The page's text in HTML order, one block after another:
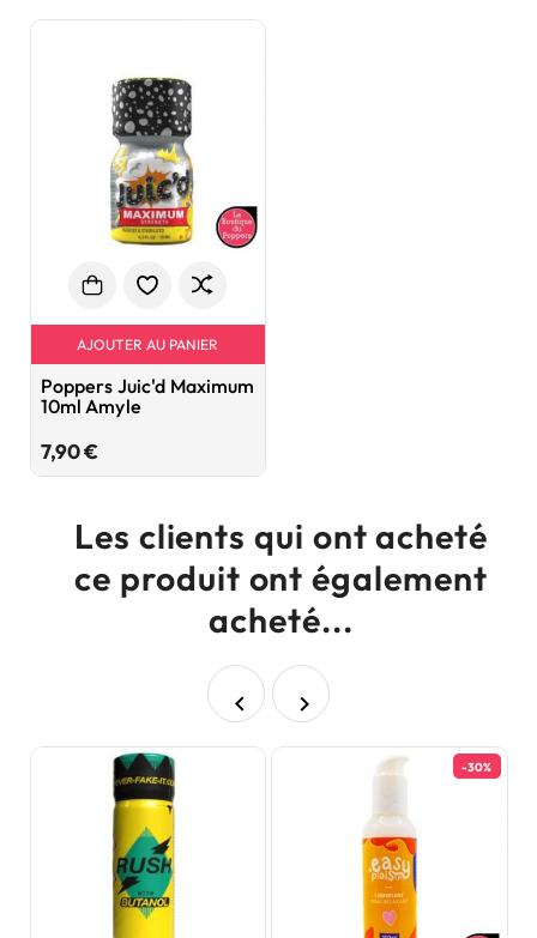
AJOUTER AU PANIER
Poppers Juic'd Maximum
10ml Amyle
7,90 €Prix
Les clients qui ont acheté
ce produit ont également
acheté...
 
-30%